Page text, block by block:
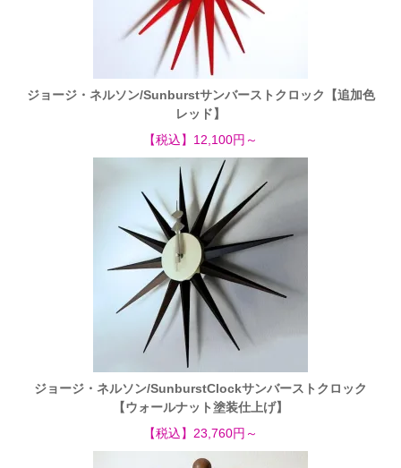
ジョージ・ネルソン/Sunburstサンバーストクロック【追加色
レッド】
【税込】12,100円～
ジョージ・ネルソン/SunburstClockサンバーストクロック
【ウォールナット塗装仕上げ】
【税込】23,760円～